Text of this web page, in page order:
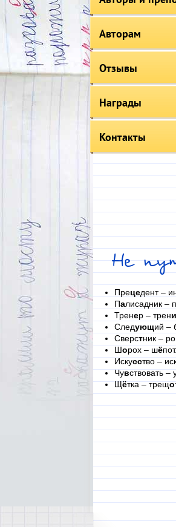
Авторам
Отзывы
Награды
Контакты
Не
Прецедент –
Палисадник – п
Тренер – трени
Следующий –
Сверстник –
Шорох – шёпот.
Искусство –
Чувствовать –
Щётка – трещо